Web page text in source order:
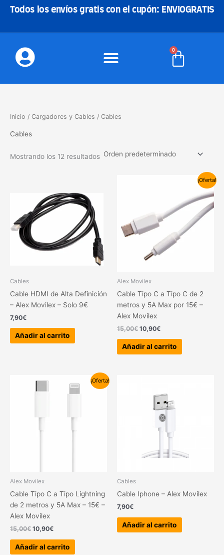
Todos los envíos gratis con el cupón: ENVIOGRATIS
0
Carrito
Inicio / Cargadores y Cables / Cables
Cables
Mostrando los 12 resultados
Cables
Cable HDMI de Alta Definición
– Alex Movilex – Solo 9€
7,90€
Añadir al carrito
¡Oferta!
Alex Movilex
Cable Tipo C a Tipo C de 2
metros y 5A Max por 15€ –
Alex Movilex
15,00€ 10,90€
10,90€.
Añadir al carrito
¡Oferta!
Alex Movilex
Cable Tipo C a Tipo Lightning
de 2 metros y 5A Max – 15€ –
Alex Movilex
15,00€ 10,90€
precio
actual
Añadir al carrito
Cables
Cable Iphone – Alex Movilex
7,90€
Añadir al carrito